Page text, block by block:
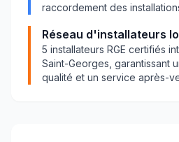
raccordement des
Réseau d'installateurs
5 installateurs RGE certifiés
Saint-Georges , garantissant
qualité et un service après-